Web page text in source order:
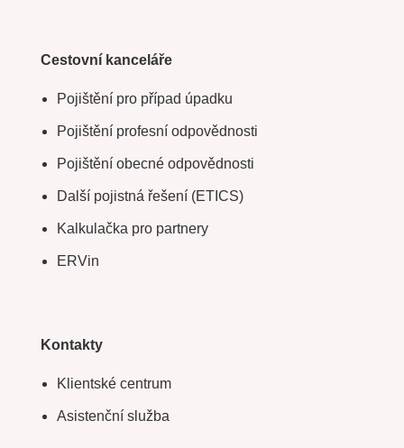
Cestovní kanceláře
Pojištění pro případ úpadku
Pojištění profesní odpovědnosti
Pojištění obecné odpovědnosti
Další pojistná řešení (ETICS)
Kalkulačka pro partnery
ERVin
Kontakty
Klientské centrum
Asistenční služba